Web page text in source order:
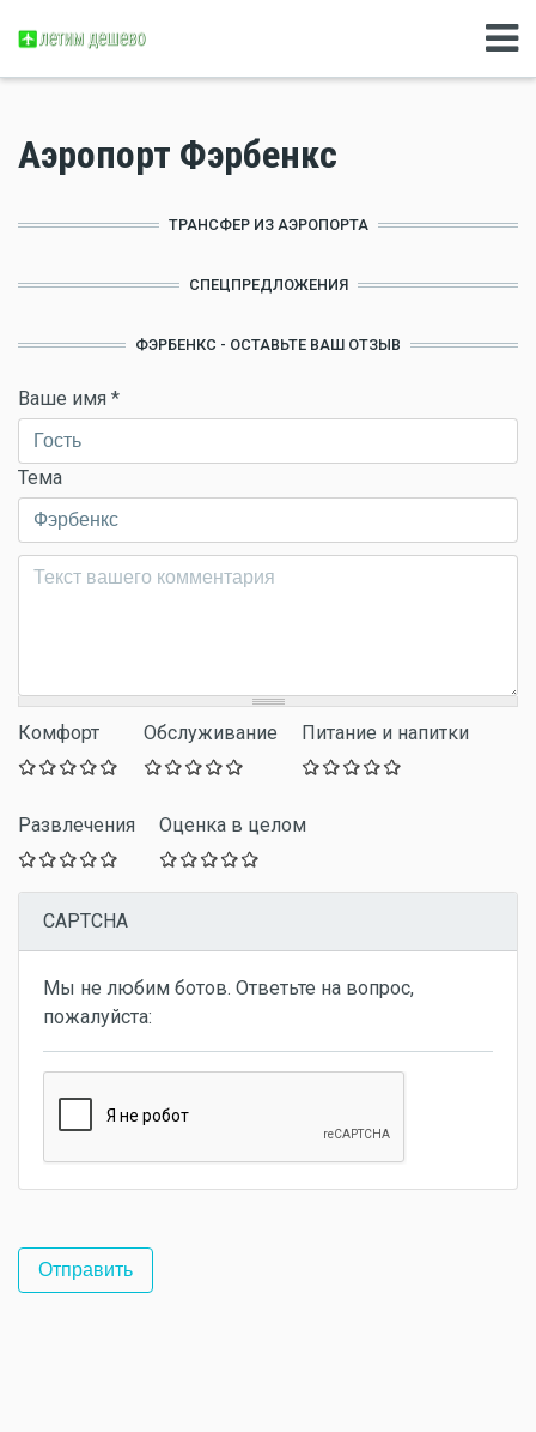
Аэропорт Фэрбенкс
ТРАНСФЕР ИЗ АЭРОПОРТА
СПЕЦПРЕДЛОЖЕНИЯ
ФЭРБЕНКС - ОСТАВЬТЕ ВАШ ОТЗЫВ
Ваше имя *
Тема
Комментарий*
Комфорт Обслуживание Питание и напитки
Развлечения Оценка в целом
CAPTCHA
Мы не любим ботов. Ответьте на вопрос,
пожалуйста: